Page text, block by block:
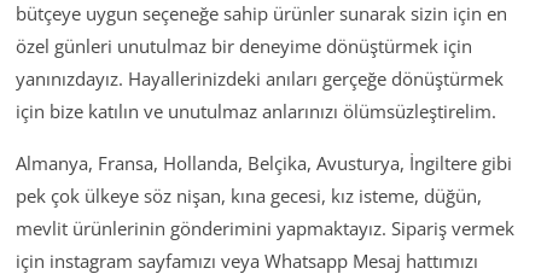
bütçeye uygun seçeneğe sahip ürünler sunarak sizin için en
özel günleri unutulmaz bir deneyime dönüştürmek için
yanınızdayız. Hayallerinizdeki anıları gerçeğe dönüştürmek
için bize katılın ve unutulmaz anlarınızı ölümsüzleştirelim.
Almanya, Fransa, Hollanda, Belçika, Avusturya, İngiltere gibi
pek çok ülkeye söz nişan, kına gecesi, kız isteme, düğün,
mevlit ürünlerinin gönderimini yapmaktayız. Sipariş vermek
için instagram sayfamızı veya Whatsapp Mesaj hattımızı